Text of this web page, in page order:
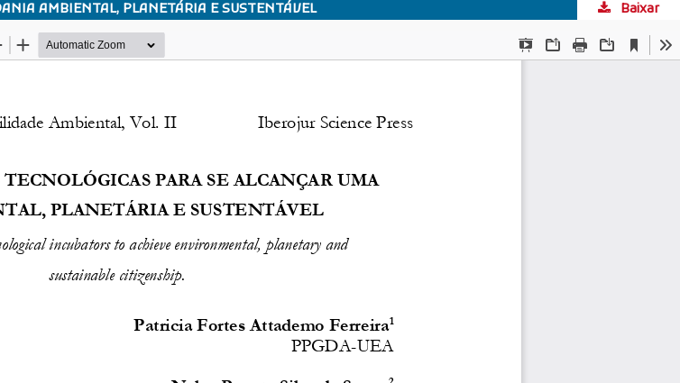
AMBIENTAL, PLANETÁRIA E SUSTENTÁVEL Baixar